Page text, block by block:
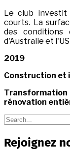
Le club
courts. La
des
d'Australie et
2019
Construction et
rénovation
Recherche
Rejoignez